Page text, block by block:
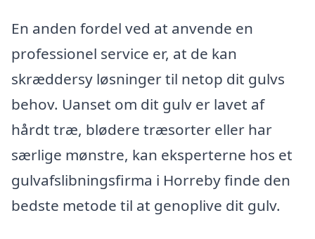
En anden fordel ved at anvende en
professionel service er, at de kan
skræddersy løsninger til netop dit gulvs
behov. Uanset om dit gulv er lavet af
hårdt træ, blødere træsorter eller har
særlige mønstre, kan eksperterne hos et
gulvafslibningsfirma i Horreby finde den
bedste metode til at genoplive dit gulv.